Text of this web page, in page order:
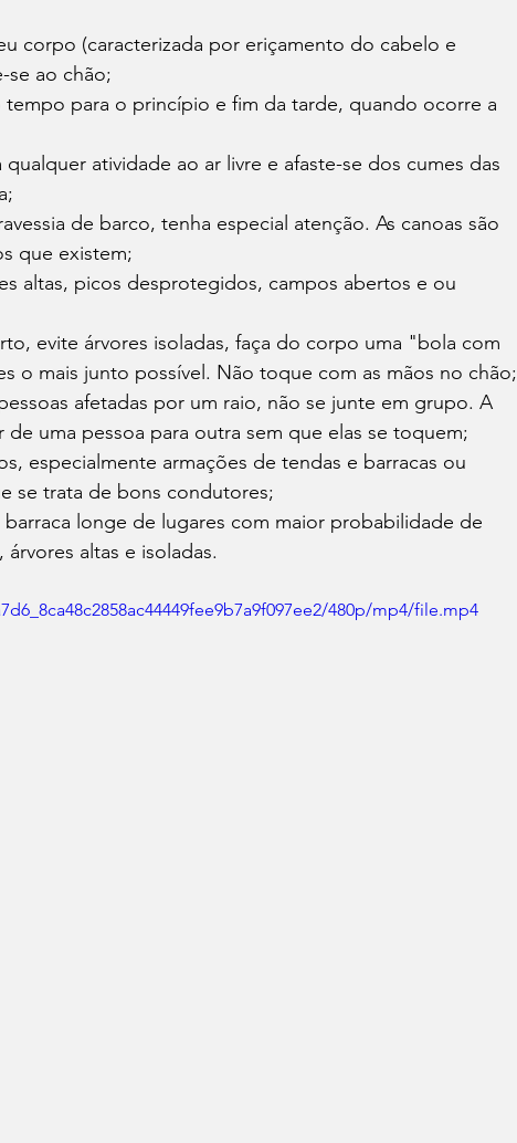
corpo (caracterizada por eriçamento do cabelo e
se ao chão;
tempo para o princípio e fim da tarde, quando ocorre a
atividade ao ar livre e afaste-se dos cumes das
de barco, tenha especial atenção. As canoas são
que existem;
altas, picos desprotegidos, campos abertos e ou
evite árvores isoladas, faça do corpo uma "bola com
o mais junto possível. Não toque com as mãos no chão;
afetadas por um raio, não se junte em grupo. A
uma pessoa para outra sem que elas se toquem;
especialmente armações de tendas e barracas ou
se trata de bons condutores;
longe de lugares com maior probabilidade de
altas e isoladas.
480p/mp4/file.mp4